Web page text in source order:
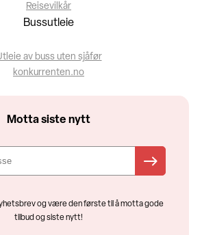
Reisevilkår
Bussutleie
av buss uten sjåfør
konkurrenten.no
Motta siste nytt
og være den første til å motta gode
tilbud og siste nytt!